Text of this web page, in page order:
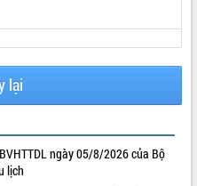
lại
ngày 05/8/2026 của Bộ
lịch